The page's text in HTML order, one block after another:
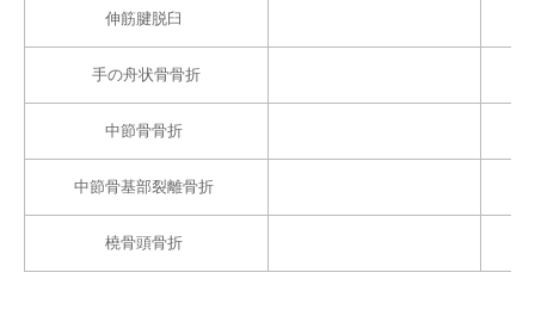
伸筋腱脱臼
手の舟状骨骨折
中節骨骨折
中節骨基部裂離骨折
橈骨頭骨折